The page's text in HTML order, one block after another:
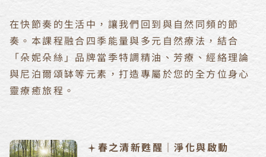
在快節奏的生活中，讓我們回到與自然同頻的節
奏。本課程融合四季能量與多元自然療法，結合
「朵妮朵絲」品牌當季特調精油、芳療、經絡理論
與尼泊爾頌缽等元素，打造專屬於您的全方位身心
靈療癒旅程。
春之清新甦醒｜淨化與啟動